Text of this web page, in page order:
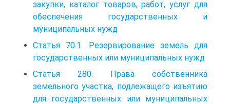
закупки, каталог товаров, работ, услуг для
обеспечения государственных и
муниципальных нужд
Статья 70.1. Резервирование земель для
государственных или муниципальных нужд
Статья 280. Права собственника
земельного участка, подлежащего изъятию
для государственных или муниципальных